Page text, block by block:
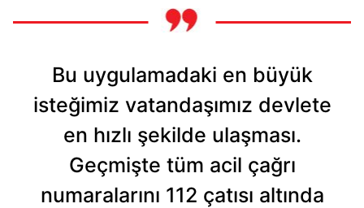
Bu uygulamadaki en büyük
isteğimiz vatandaşımız devlete
en hızlı şekilde ulaşması.
Geçmişte tüm acil çağrı
numaralarını 112 çatısı altında